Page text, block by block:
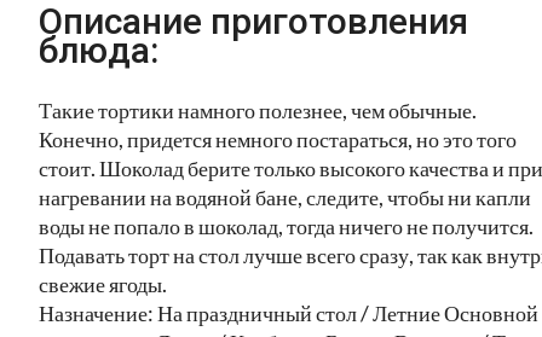
Описание приготовления
блюда:
Такие тортики намного полезнее, чем обычные.
Конечно, придется немного постараться, но это того
стоит. Шоколад берите только высокого качества и при
нагревании на водяной бане, следите, чтобы ни капли
воды не попало в шоколад, тогда ничего не получится.
Подавать торт на стол лучше всего сразу, так как
свежие ягоды.
Назначение: На праздничный стол / Летние Основной